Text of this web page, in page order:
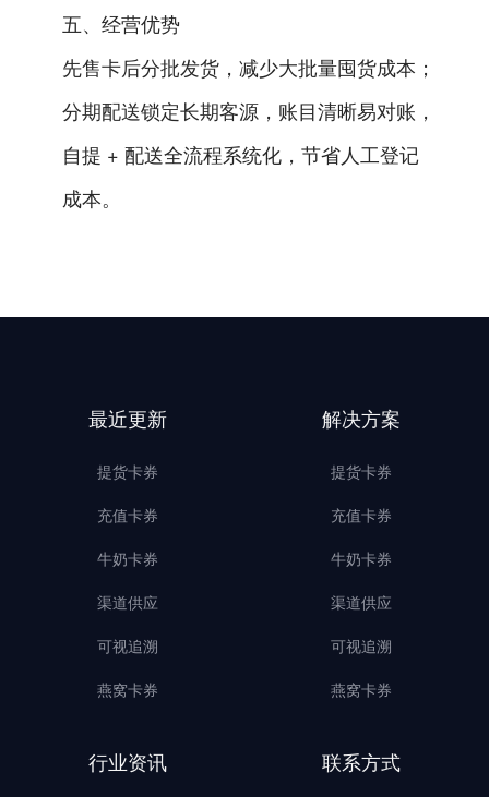
五、经营优势
先售卡后分批发货，减少大批量囤货成本；
分期配送锁定长期客源，账目清晰易对账，
自提 + 配送全流程系统化，节省人工登记
成本。
最近更新
提货卡券
充值卡券
牛奶卡券
渠道供应
可视追溯
燕窝卡券
解决方案
提货卡券
充值卡券
牛奶卡券
渠道供应
可视追溯
燕窝卡券
行业资讯 联系方式